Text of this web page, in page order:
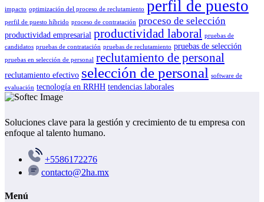
impacto optimización del proceso de reclutamiento perfil de puesto
perfil de puesto híbrido proceso de contratación proceso de selección
productividad empresarial productividad laboral
pruebas de
candidatos pruebas de contratación pruebas de reclutamiento pruebas de selección
pruebas en selección de personal reclutamiento de personal
reclutamiento efectivo selección de personal software de
evaluación tecnología en RRHH tendencias laborales
Soluciones clave para la gestión y crecimiento de tu empresa con
enfoque al talento humano.
+5586172276
contacto@2ha.mx
Menú